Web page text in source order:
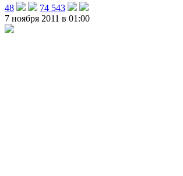
48
74 543
7 ноября 2011 в 01:00